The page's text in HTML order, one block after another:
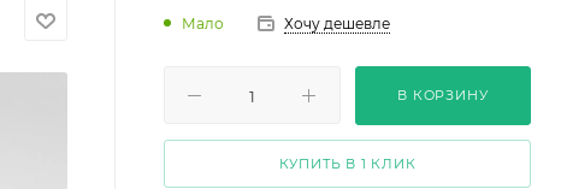
Мало Хочу дешевле
В КОРЗИНУ
КУПИТЬ В 1 КЛИК